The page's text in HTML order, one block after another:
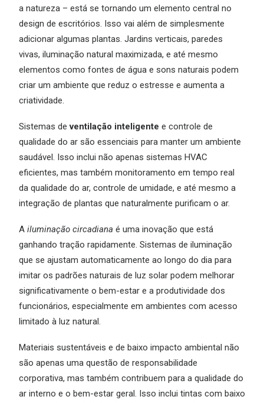
a natureza – está se tornando um elemento central no
design de escritórios. Isso vai além de simplesmente
adicionar algumas plantas. Jardins verticais, paredes
vivas, iluminação natural maximizada, e até mesmo
elementos como fontes de água e sons naturais podem
criar um ambiente que reduz o estresse e aumenta a
criatividade.
Sistemas deventilação inteligente e controle de
qualidade do ar são essenciais para manter um ambiente
saudável. Isso inclui não apenas sistemas HVAC
eficientes, mas também monitoramento em tempo real
da qualidade do ar, controle de umidade, e até mesmo a
integração de plantas que naturalmente purificam o ar.
A iluminação circadiana é uma inovação que está
ganhando tração rapidamente. Sistemas de iluminação
que se ajustam automaticamente ao longo do dia para
imitar os padrões naturais de luz solar podem melhorar
significativamente o bem-estar e a produtividade dos
funcionários, especialmente em ambientes com acesso
limitado à luz natural.
Materiais sustentáveis e de baixo impacto ambiental não
são apenas uma questão de responsabilidade
corporativa, mas também contribuem para a qualidade do
ar interno e o bem-estar geral. Isso inclui tintas com baixo